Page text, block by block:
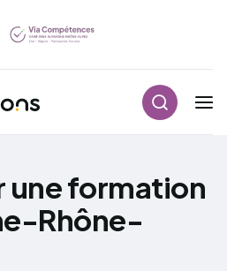
Navigation principale
une formation
Rhône-